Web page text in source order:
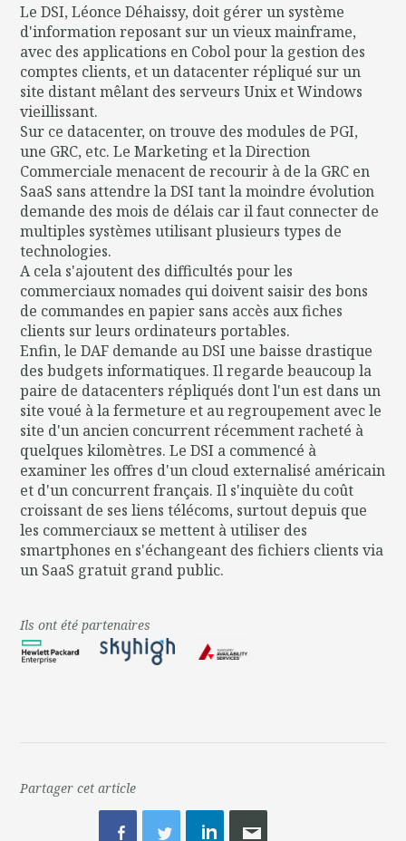
Le DSI, Léonce Déhaissy, doit gérer un système
d'information reposant sur un vieux mainframe,
avec des applications en Cobol pour la gestion des
comptes clients, et un datacenter répliqué sur un
site distant mêlant des serveurs Unix et Windows
vieillissant.
Sur ce datacenter, on trouve des modules de PGI,
une GRC, etc. Le Marketing et la Direction
Commerciale menacent de recourir à de la GRC en
SaaS sans attendre la DSI tant la moindre évolution
demande des mois de délais car il faut connecter de
multiples systèmes utilisant plusieurs types de
technologies.
A cela s'ajoutent des difficultés pour les
commerciaux nomades qui doivent saisir des bons
de commandes en papier sans accès aux fiches
clients sur leurs ordinateurs portables.
Enfin, le DAF demande au DSI une baisse drastique
des budgets informatiques. Il regarde beaucoup la
paire de datacenters répliqués dont l'un est dans un
site voué à la fermeture et au regroupement avec le
site d'un ancien concurrent récemment racheté à
quelques kilomètres. Le DSI a commencé à
examiner les offres d'un cloud externalisé américain
et d'un concurrent français. Il s'inquiète du coût
croissant de ses liens télécoms, surtout depuis que
les commerciaux se mettent à utiliser des
smartphones en s'échangeant des fichiers clients via
un SaaS gratuit grand public.
Ils ont été partenaires
Partager cet article